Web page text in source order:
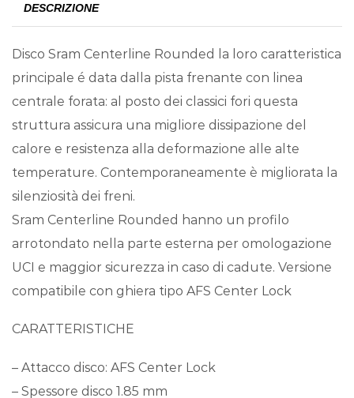
DESCRIZIONE
Disco Sram Centerline Rounded la loro caratteristica
principale é data dalla pista frenante con linea
centrale forata: al posto dei classici fori questa
struttura assicura una migliore dissipazione del
calore e resistenza alla deformazione alle alte
temperature. Contemporaneamente è migliorata la
silenziosità dei freni.
Sram Centerline Rounded hanno un profilo
arrotondato nella parte esterna per omologazione
UCI e maggior sicurezza in caso di cadute. Versione
compatibile con ghiera tipo AFS Center Lock
CARATTERISTICHE
– Attacco disco: AFS Center Lock
– Spessore disco 1.85 mm